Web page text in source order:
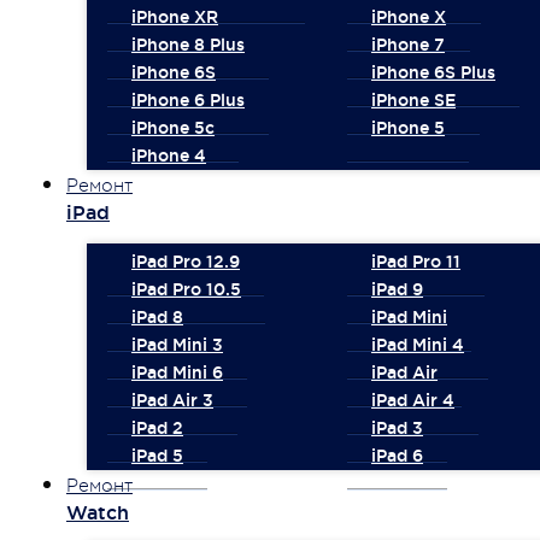
iPhone XR
iPhone X
iPhone 8 Plus
iPhone 7
iPhone 6S
iPhone 6S Plus
iPhone 6 Plus
iPhone SE
iPhone 5c
iPhone 5
iPhone 4
Ремонт
iPad
iPad Pro 12.9
iPad Pro 11
iPad Pro 10.5
iPad 9
iPad 8
iPad Mini
iPad Mini 3
iPad Mini 4
iPad Mini 6
iPad Air
iPad Air 3
iPad Air 4
iPad 2
iPad 3
iPad 5
iPad 6
Ремонт
Watch